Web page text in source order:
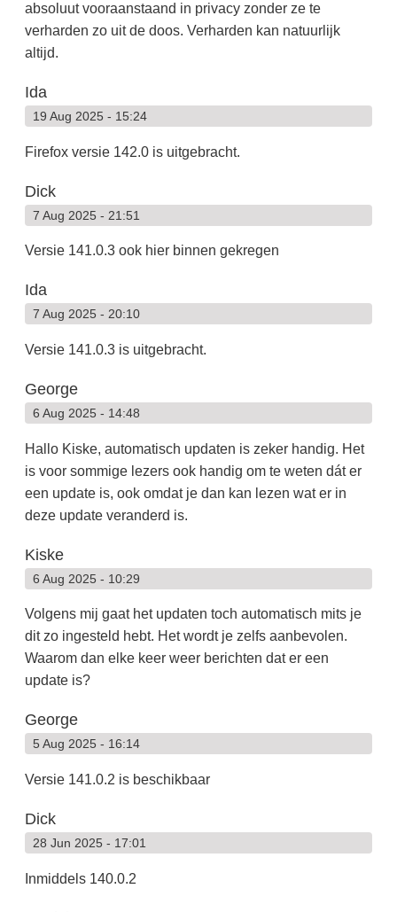
absoluut vooraanstaand in privacy zonder ze te
verharden zo uit de doos. Verharden kan natuurlijk
altijd.
Ida
19 Aug 2025 - 15:24
Firefox versie 142.0 is uitgebracht.
Dick
7 Aug 2025 - 21:51
Versie 141.0.3 ook hier binnen gekregen
Ida
7 Aug 2025 - 20:10
Versie 141.0.3 is uitgebracht.
George
6 Aug 2025 - 14:48
Hallo Kiske, automatisch updaten is zeker handig. Het
is voor sommige lezers ook handig om te weten dát er
een update is, ook omdat je dan kan lezen wat er in
deze update veranderd is.
Kiske
6 Aug 2025 - 10:29
Volgens mij gaat het updaten toch automatisch mits je
dit zo ingesteld hebt. Het wordt je zelfs aanbevolen.
Waarom dan elke keer weer berichten dat er een
update is?
George
5 Aug 2025 - 16:14
Versie 141.0.2 is beschikbaar
Dick
28 Jun 2025 - 17:01
Inmiddels 140.0.2